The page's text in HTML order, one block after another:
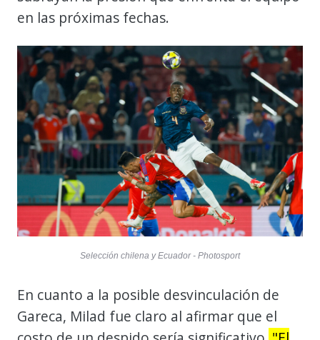
en las próximas fechas.
Selección chilena y Ecuador - Photosport
En cuanto a la posible desvinculación de
Gareca, Milad fue claro al afirmar que el